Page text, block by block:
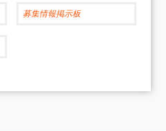
募集情報掲示板